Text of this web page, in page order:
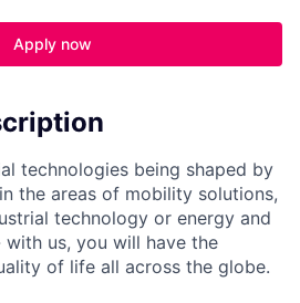
Apply now
technologies being shaped by
the areas of mobility solutions,
technology or energy and
us, you will have the
of life all across the globe.